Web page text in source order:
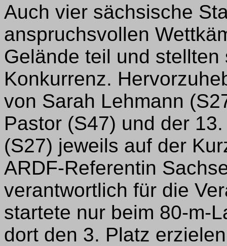
Auch vier sächsische
anspruchsvollen
Gelände teil und
Konkurrenz.
von Sarah Lehmann
Pastor (S47) und der
(S27) jeweils auf der
ARDF-Referentin
verantwortlich für die
startete nur beim 80-m-
dort den 3. Platz